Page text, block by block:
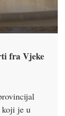
fra Vjeke
koji je u